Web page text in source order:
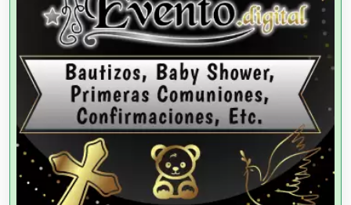
Artes Gráficas
Artesanías
Artículos de Oficina
Artículos de Piel